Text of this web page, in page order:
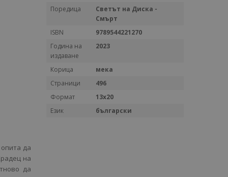
да
на
да
Поредица
Светът на Диска -
Смърт
ISBN
9789544221270
Година на
издаване
2023
Корица
мека
Страници
496
Формат
13х20
Език
български